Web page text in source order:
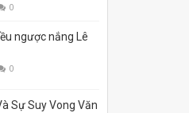
0
ngược nắng Lê
0
Sự Suy Vong Văn